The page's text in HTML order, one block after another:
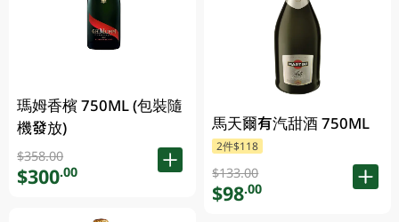
瑪姆香檳 750ML (包裝隨
機發放)
$358.00
$300.00
馬天爾有汽甜酒 750ML
2件$118
$133.00
$98.00